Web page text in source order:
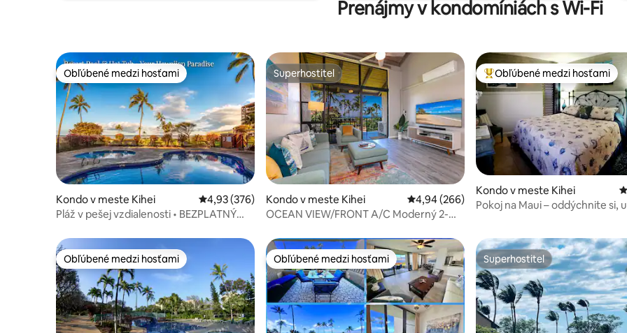
Prenájmy v kondomíniách s Wi-Fi
Obľúbené medzi hosťami
Obľúbené medzi hosťami
Kondo v meste Kihei Priemerné ohodnotenie 4,93 z 5, počet hodnotení: 376
4,93 (376)
Pláž v pešej vzdialenosti • BEZPLATNÝ
Superhostiteľ
Superhostiteľ
Kondo v meste Kihei Priemerné ohodnotenie 4,94 z 5, počet
4,94 (266)
OCEAN VIEW/FRONT A/C Moderný 2-
Najobľúbenejšie medzi hosťami
Obľúbené medzi hosťami
Kondo v meste Kihei
Pokoj na Maui – oddýchnite si,
Obľúbené medzi hosťami
Obľúbené medzi hosťami Obľúbené medzi hosťami
Obľúbené medzi hosťami Superhostiteľ
Superhostiteľ